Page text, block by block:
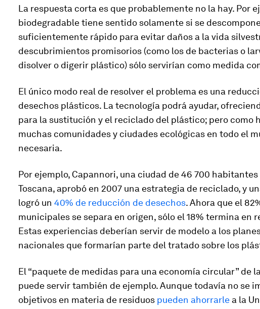
La respuesta corta es que probablemente no la hay. Por
biodegradable tiene sentido solamente si se
suficientemente rápido para evitar daños a la vida
descubrimientos promisorios (como los de bacterias o
disolver o digerir plástico) sólo servirían como medida
El único modo real de resolver el problema es una
desechos plásticos. La tecnología podrá ayudar,
para la sustitución y el reciclado del plástico; pero como
muchas comunidades y ciudades ecológicas en todo el
necesaria.
Por ejemplo, Capannori, una ciudad de 46 700
Toscana, aprobó en 2007 una estrategia de reciclado, y
logró un 40% de reducción de desechos. Ahora que el
municipales se separa en origen, sólo el 18% termina en
Estas experiencias deberían servir de modelo a los
nacionales que formarían parte del tratado sobre los
El “paquete de medidas para una economía circular” de
puede servir también de ejemplo. Aunque todavía no se
objetivos en materia de residuos pueden ahorrarle a la